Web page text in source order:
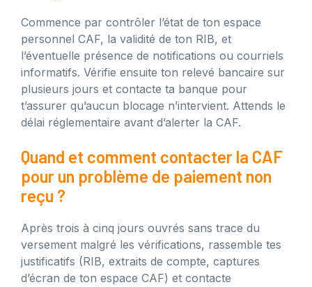
Commence par contrôler l’état de ton espace
personnel CAF, la validité de ton RIB, et
l’éventuelle présence de notifications ou courriels
informatifs. Vérifie ensuite ton relevé bancaire sur
plusieurs jours et contacte ta banque pour
t’assurer qu’aucun blocage n’intervient. Attends le
délai réglementaire avant d’alerter la CAF.
Quand et comment contacter la CAF
pour un problème de paiement non
reçu ?
Après trois à cinq jours ouvrés sans trace du
versement malgré les vérifications, rassemble tes
justificatifs (RIB, extraits de compte, captures
d’écran de ton espace CAF) et contacte